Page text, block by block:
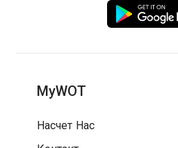
MyWOT
Насчет Нас